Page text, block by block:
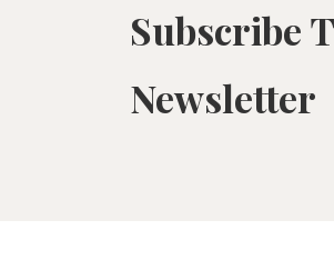
Subscribe
Newsletter